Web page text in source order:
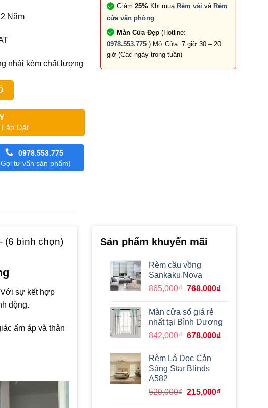
Năm
nhái kém chất lượng
Lắp Đặt
0978.553.775
tư vấn sản phẩm)
Giảm 25%Khi mua Rèm vải và Rèm
cửa văn phòng
Màn Cửa Đẹp (Hotline:
0978.553.775 ) Mở Cửa: 7 giờ 30 – 20
giờ (Các ngày trong tuần)
(6 bình chọn)
Với sự kết hợp
động.
ấm áp và thân
Sản phẩm khuyến mãi
Rèm cầu vồng
Sankaku Nova
865,000₫ Giá
là:
865,000₫.
768,000₫Giá
là:
768,000₫.
Màn cửa sổ giá rẻ
nhất tại Bình Dương
842,000₫ Giá
là:
842,000₫.
678,000₫Giá
Rèm Lá Dọc Cản
Sáng Star Blinds
A582
520,000₫ Giá
215,000₫Giá